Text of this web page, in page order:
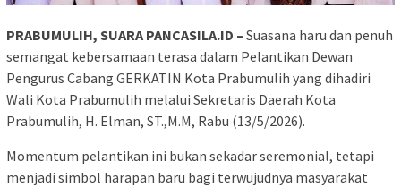
PRABUMULIH, SUARA PANCASILA.ID – Suasana haru dan penuh
semangat kebersamaan terasa dalam Pelantikan Dewan
Pengurus Cabang GERKATIN Kota Prabumulih yang dihadiri
Wali Kota Prabumulih melalui Sekretaris Daerah Kota
Prabumulih, H. Elman, ST.,M.M, Rabu (13/5/2026).
Momentum pelantikan ini bukan sekadar seremonial, tetapi
menjadi simbol harapan baru bagi terwujudnya masyarakat